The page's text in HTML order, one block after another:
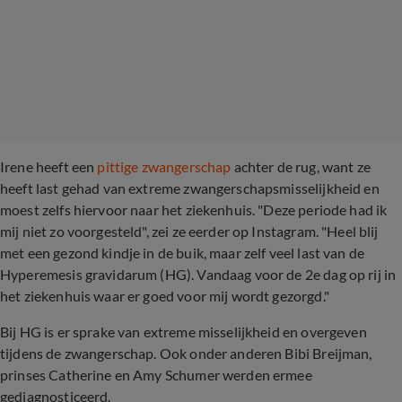
Irene heeft een pittige zwangerschap achter de rug, want ze
heeft last gehad van extreme zwangerschapsmisselijkheid en
moest zelfs hiervoor naar het ziekenhuis. "Deze periode had ik
mij niet zo voorgesteld", zei ze eerder op Instagram. "Heel blij
met een gezond kindje in de buik, maar zelf veel last van de
Hyperemesis gravidarum (HG). Vandaag voor de 2e dag op rij in
het ziekenhuis waar er goed voor mij wordt gezorgd."
Bij HG is er sprake van extreme misselijkheid en overgeven
tijdens de zwangerschap. Ook onder anderen Bibi Breijman,
prinses Catherine en Amy Schumer werden ermee
gediagnosticeerd.